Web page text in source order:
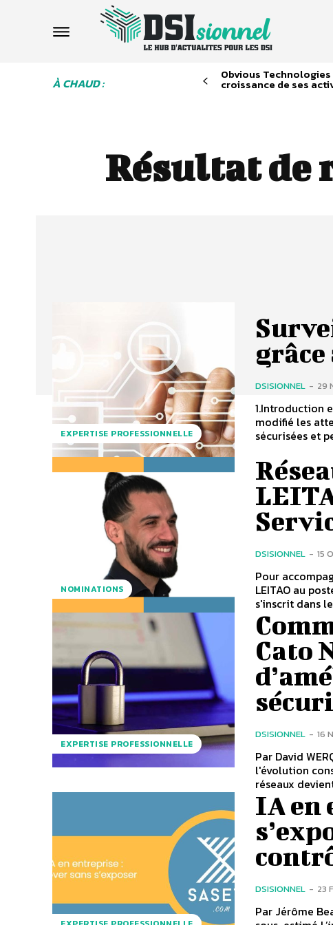
À CHAUD :
Obvious
croissance de ses
Résultat de
EXPERTISE PROFESSIONNELLE
grâce
DSISIONNEL - 29
1.Introduction
modifié les
sécurisées et
NOMINATIONS
DSISIONNEL - 15
Pour
LEITAO au
s'inscrit dans
EXPERTISE PROFESSIONNELLE
Cato
DSISIONNEL - 16
Par David
l'évolution
réseaux
IA en
DSISIONNEL - 23
Par Jérôme Beaufils, CEO de